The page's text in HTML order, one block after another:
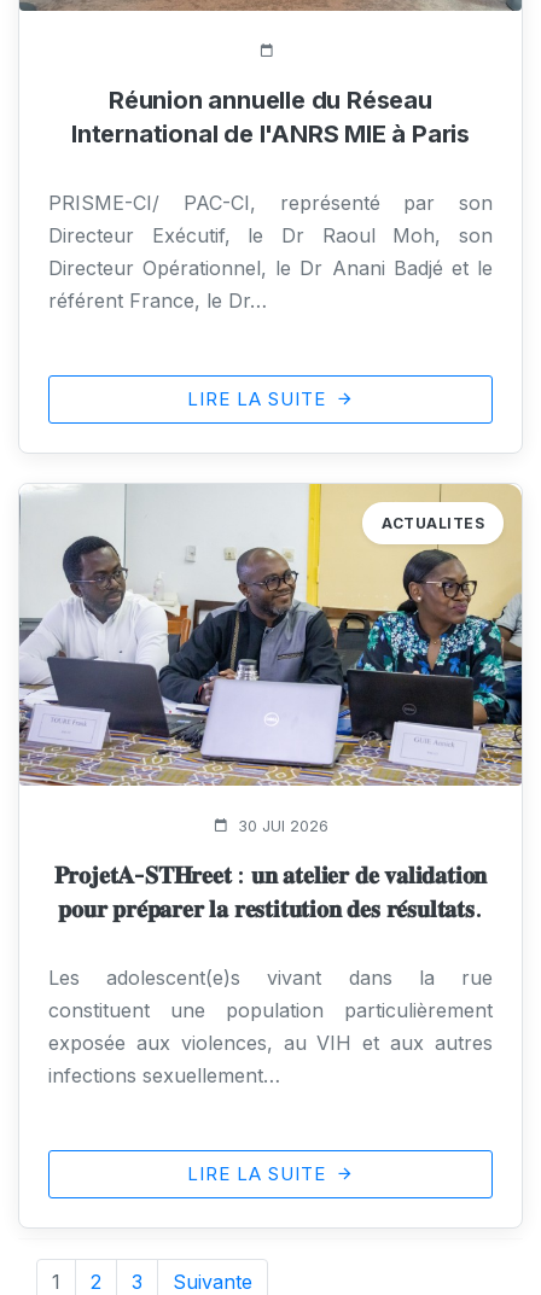
Réunion annuelle du Réseau
International de l'ANRS MIE à Paris
PRISME-CI/ PAC-CI, représenté par son
Directeur Exécutif, le Dr Raoul Moh, son
Directeur Opérationnel, le Dr Anani Badjé et le
référent France, le Dr…
LIRE LA SUITE
ACTUALITES
30 JUI 2026
𝐏𝐫𝐨𝐣𝐞𝐭𝐀-𝐒𝐓𝐇𝐫𝐞𝐞𝐭 : 𝐮𝐧 𝐚𝐭𝐞𝐥𝐢𝐞𝐫 𝐝𝐞 𝐯𝐚𝐥𝐢𝐝𝐚𝐭𝐢𝐨𝐧
𝐩𝐨𝐮𝐫 𝐩𝐫𝐞́𝐩𝐚𝐫𝐞𝐫 𝐥𝐚 𝐫𝐞𝐬𝐭𝐢𝐭𝐮𝐭𝐢𝐨𝐧 𝐝𝐞𝐬 𝐫𝐞́𝐬𝐮𝐥𝐭𝐚𝐭𝐬.
Les adolescent(e)s vivant dans la rue
constituent une population particulièrement
exposée aux violences, au VIH et aux autres
infections sexuellement…
LIRE LA SUITE
1 2 3 Suivante